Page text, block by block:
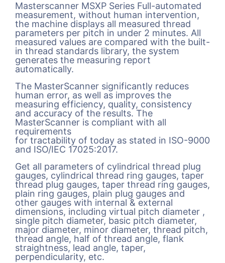
Masterscanner MSXP Series Full-automated
measurement, without human intervention,
the machine displays all measured thread
parameters per pitch in under 2 minutes. All
measured values are compared with the built-
in thread standards library, the system
generates the measuring report
automatically.
The MasterScanner significantly reduces
human error, as well as improves the
measuring efficiency, quality, consistency
and accuracy of the results. The
MasterScanner is compliant with all
requirements
for tractability of today as stated in ISO-9000
and ISO/IEC 17025:2017.
Get all parameters of cylindrical thread plug
gauges, cylindrical thread ring gauges, taper
thread plug gauges, taper thread ring gauges,
plain ring gauges, plain plug gauges and
other gauges with internal & external
dimensions, including virtual pitch diameter ,
single pitch diameter, basic pitch diameter,
major diameter, minor diameter, thread pitch,
thread angle, half of thread angle, flank
straightness, lead angle, taper,
perpendicularity, etc.